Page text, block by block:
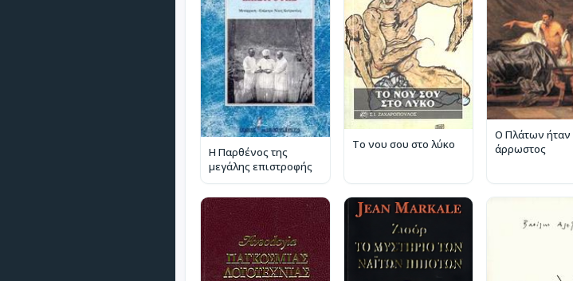
Η Παρθένος της
μεγάλης επιστροφής
Το νου σου στο λύκο
Ο Πλάτων ήταν
άρρωστος